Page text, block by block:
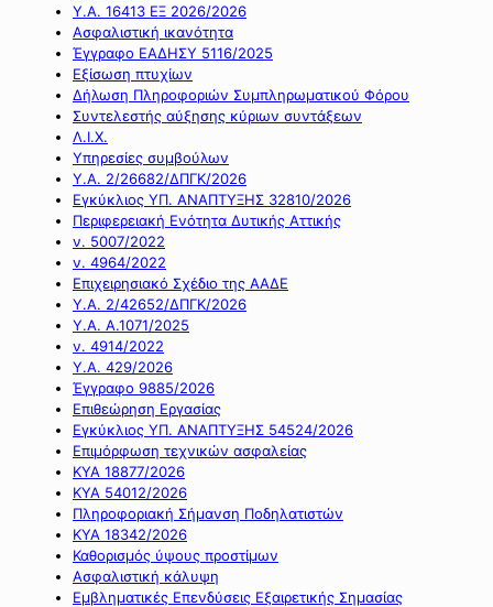
Υ.Α. 16413 ΕΞ 2026/2026
Ασφαλιστική ικανότητα
Έγγραφο ΕΑΔΗΣΥ 5116/2025
Εξίσωση πτυχίων
Δήλωση Πληροφοριών Συμπληρωματικού Φόρου
Συντελεστής αύξησης κύριων συντάξεων
Λ.Ι.Χ.
Υπηρεσίες συμβούλων
Υ.Α. 2/26682/ΔΠΓΚ/2026
Εγκύκλιος ΥΠ. ΑΝΑΠΤΥΞΗΣ 32810/2026
Περιφερειακή Ενότητα Δυτικής Αττικής
ν. 5007/2022
ν. 4964/2022
Επιχειρησιακό Σχέδιο της ΑΑΔΕ
Υ.Α. 2/42652/ΔΠΓΚ/2026
Υ.Α. Α.1071/2025
ν. 4914/2022
Υ.Α. 429/2026
Έγγραφο 9885/2026
Επιθεώρηση Εργασίας
Εγκύκλιος ΥΠ. ΑΝΑΠΤΥΞΗΣ 54524/2026
Επιμόρφωση τεχνικών ασφαλείας
ΚΥΑ 18877/2026
ΚΥΑ 54012/2026
Πληροφοριακή Σήμανση Ποδηλατιστών
ΚΥΑ 18342/2026
Καθορισμός ύψους προστίμων
Ασφαλιστική κάλυψη
Εμβληματικές Επενδύσεις Εξαιρετικής Σημασίας